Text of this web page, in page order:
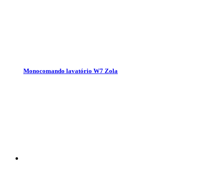
Monocomando lavatório W7 Zola